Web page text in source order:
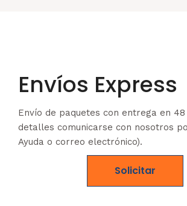
Envíos Express
Envío de paquetes con entrega en
detalles comunicarse con nosotros
Ayuda o correo electrónico).
Solicitar